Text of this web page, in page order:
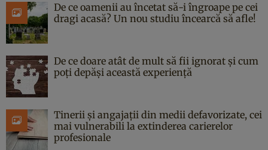
De ce oamenii au încetat să-i îngroape pe cei
dragi acasă? Un nou studiu încearcă să afle!
De ce doare atât de mult să fii ignorat și cum
poți depăși această experiență
Tinerii și angajații din medii defavorizate, cei
mai vulnerabili la extinderea carierelor
profesionale